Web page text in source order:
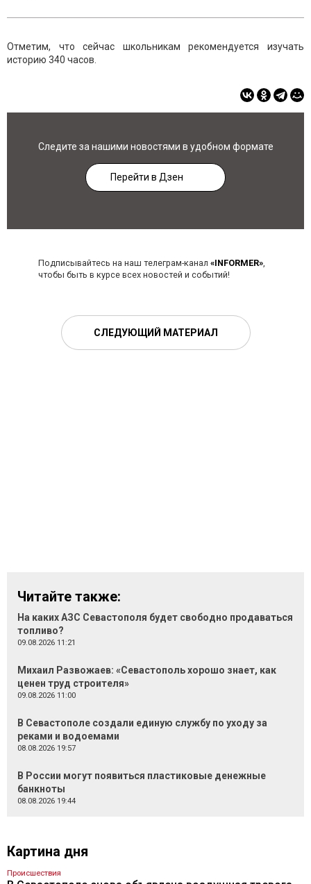
Отметим, что сейчас школьникам рекомендуется изучать
историю 340 часов.
Следите за нашими новостями в удобном формате
Перейти в Дзен
Подписывайтесь на наш телеграм-канал «INFORMER»,
чтобы быть в курсе всех новостей и событий!
СЛЕДУЮЩИЙ МАТЕРИАЛ
Читайте также:
На каких АЗС Севастополя будет свободно продаваться
топливо?
09.08.2026 11:21
Михаил Развожаев: «Севастополь хорошо знает, как
ценен труд строителя»
09.08.2026 11:00
В Севастополе создали единую службу по уходу за
реками и водоемами
08.08.2026 19:57
В России могут появиться пластиковые денежные
банкноты
08.08.2026 19:44
Картина дня
Происшествия